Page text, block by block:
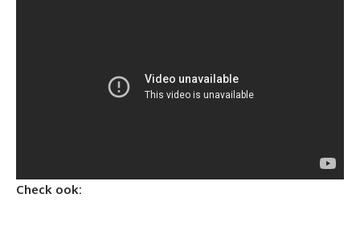
Check ook: